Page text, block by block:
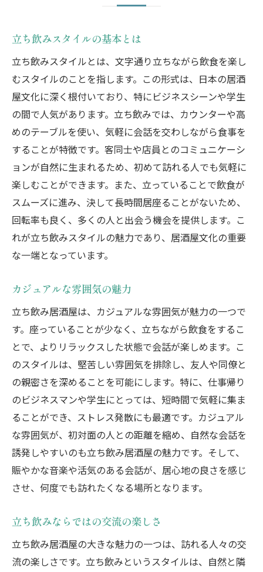
立ち飲みスタイルの基本とは
立ち飲みスタイルとは、文字通り立ちながら飲食を楽し
むスタイルのことを指します。この形式は、日本の居酒
屋文化に深く根付いており、特にビジネスシーンや学生
の間で人気があります。立ち飲みでは、カウンターや高
めのテーブルを使い、気軽に会話を交わしながら食事を
することが特徴です。客同士や店員とのコミュニケーシ
ョンが自然に生まれるため、初めて訪れる人でも気軽に
楽しむことができます。また、立っていることで飲食が
スムーズに進み、決して長時間居座ることがないため、
回転率も良く、多くの人と出会う機会を提供します。こ
れが立ち飲みスタイルの魅力であり、居酒屋文化の重要
な一端となっています。
カジュアルな雰囲気の魅力
立ち飲み居酒屋は、カジュアルな雰囲気が魅力の一つで
す。座っていることが少なく、立ちながら飲食をするこ
とで、よりリラックスした状態で会話が楽しめます。こ
のスタイルは、堅苦しい雰囲気を排除し、友人や同僚と
の親密さを深めることを可能にします。特に、仕事帰り
のビジネスマンや学生にとっては、短時間で気軽に集ま
ることができ、ストレス発散にも最適です。カジュアル
な雰囲気が、初対面の人との距離を縮め、自然な会話を
誘発しやすいのも立ち飲み居酒屋の魅力です。そして、
賑やかな音楽や活気のある会話が、居心地の良さを感じ
させ、何度でも訪れたくなる場所となります。
立ち飲みならではの交流の楽しさ
立ち飲み居酒屋の大きな魅力の一つは、訪れる人々の交
流の楽しさです。立ち飲みというスタイルは、自然と隣